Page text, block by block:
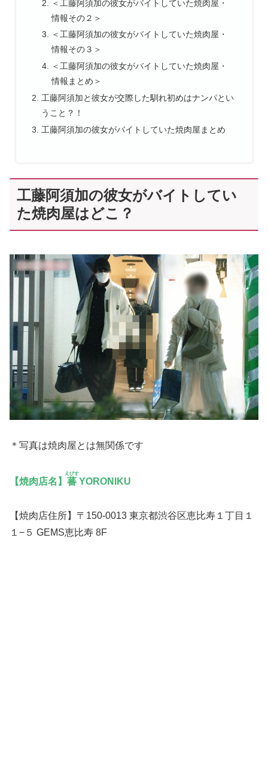
＜工藤阿須加の彼女がバイトしていた焼肉屋・
情報その２＞
＜工藤阿須加の彼女がバイトしていた焼肉屋・
情報その３＞
＜工藤阿須加の彼女がバイトしていた焼肉屋・
情報まとめ＞
工藤阿須加と彼女が交際した馴れ初めはナンパとい
うこと？！
工藤阿須加の彼女がバイトしていた焼肉屋まとめ
工藤阿須加の彼女がバイトしてい
た焼肉屋はどこ？
＊写真は焼肉屋とは無関係です
【焼肉店名】 蕃
えびす
YORONIKU
【焼肉店住所】〒150-0013 東京都渋谷区恵比寿１丁目１
１−５ GEMS恵比寿 8F